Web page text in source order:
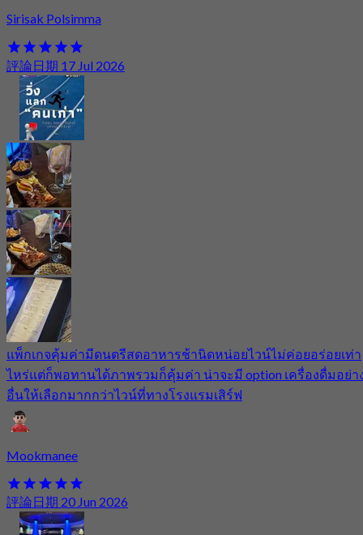
Sirisak Polsimma
評論日期 17 Jul 2026
แพ็กเกจคุ้มค่ามีดนตรีสดอาหารช้านิดหน่อยไวน์ไม่ค่อยอร่อยเท่า
ไหร่แต่ก็พอทานได้ภาพรวมก็คุ้มค่า น่าจะมี option เครื่องดื่มอย่า
อื่นให้เลือกมากกว่าไวน์ที่ทางโรงแรมเสิร์ฟ
Mookmanee
評論日期 20 Jun 2026